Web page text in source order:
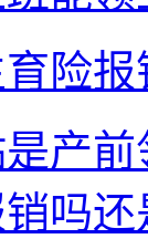
险
是产
吗